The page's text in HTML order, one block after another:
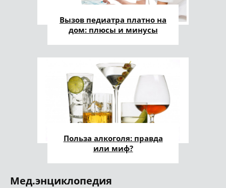
Вызов педиатра платно на
дом: плюсы и минусы
Польза алкоголя: правда
или миф?
Мед.энциклопедия